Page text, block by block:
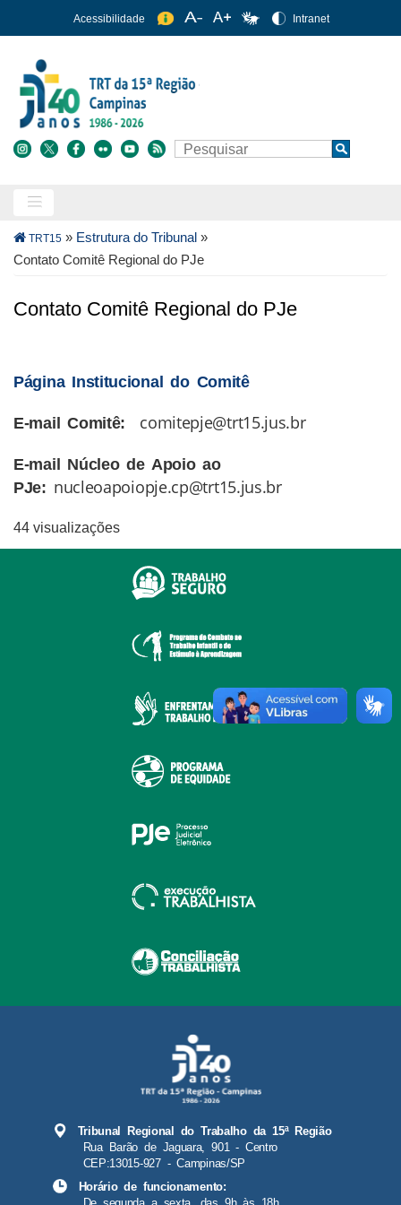
para
conteúdo
principal
Acessibilidade Intranet
Buscar Search
Trilha
de
TRT15 » Estrutura do Tribunal »
Contato Comitê Regional do PJe
Contato Comitê Regional do PJe
Página Institucional do Comitê
E-mail Comitê: comitepje@trt15.jus.br
E-mail Núcleo de Apoio ao
PJe: nucleoapoiopje.cp@trt15.jus.br
44 visualizações
Tribunal Regional do Trabalho da 15ª Região
Rua Barão de Jaguara, 901 - Centro
CEP:13015-927 - Campinas/SP
Horário de funcionamento: